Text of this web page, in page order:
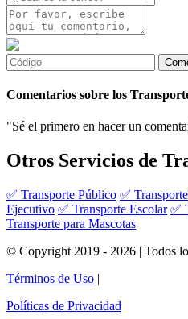
Comentarios sobre los
"Sé el primero en hacer un
Otros Servicios de
✅ Transporte Público ✅
Ejecutivo ✅ Transporte Escolar ✅
Transporte para Mascotas
© Copyright 2019 - 2026 | Todos
Términos de Uso |
Políticas de Privacidad